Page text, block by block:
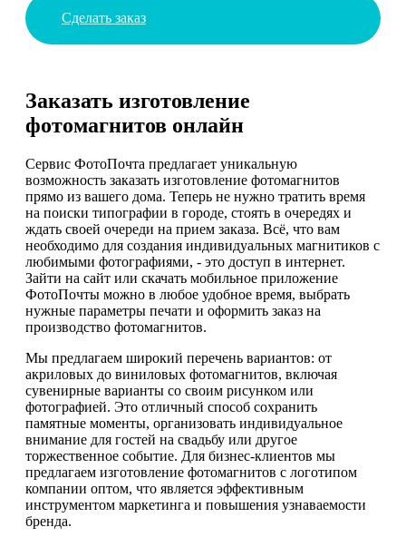
Сделать заказ
Заказать изготовление
фотомагнитов онлайн
Сервис ФотоПочта предлагает уникальную
возможность заказать изготовление фотомагнитов
прямо из вашего дома. Теперь не нужно тратить время
на поиски типографии в городе, стоять в очередях и
ждать своей очереди на прием заказа. Всё, что вам
необходимо для создания индивидуальных магнитиков с
любимыми фотографиями, - это доступ в интернет.
Зайти на сайт или скачать мобильное приложение
ФотоПочты можно в любое удобное время, выбрать
нужные параметры печати и оформить заказ на
производство фотомагнитов.
Мы предлагаем широкий перечень вариантов: от
акриловых до виниловых фотомагнитов, включая
сувенирные варианты со своим рисунком или
фотографией. Это отличный способ сохранить
памятные моменты, организовать индивидуальное
внимание для гостей на свадьбу или другое
торжественное событие. Для бизнес-клиентов мы
предлагаем изготовление фотомагнитов с логотипом
компании оптом, что является эффективным
инструментом маркетинга и повышения узнаваемости
бренда.